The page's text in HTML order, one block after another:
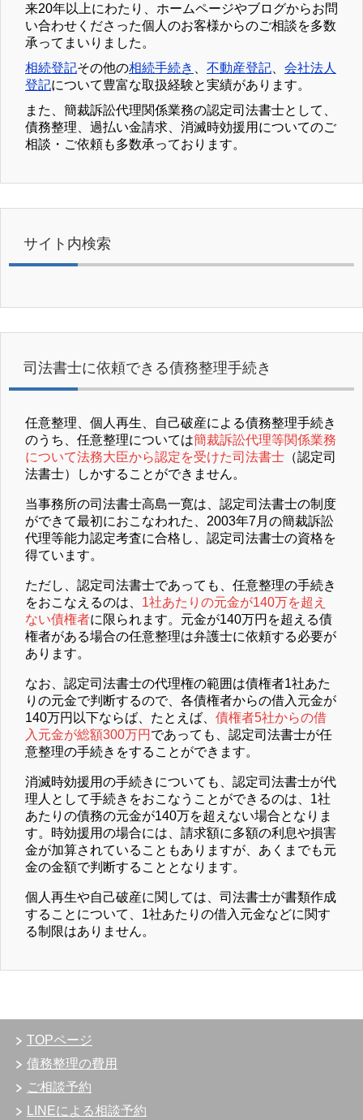
来20年以上にわたり、ホームページやブログからお問
い合わせくださった個人のお客様からのご相談を多数
承ってまいりました。
相続登記その他の相続手続き 不動産登記
会社法人
登記について豊富な取扱経験と実績があります。
また、簡裁訴訟代理関係業務の認定司法書士として、
債務整理、過払い金請求、消滅時効援用についてのご
相談・ご依頼も多数承っております。
サイト内検索
司法書士に依頼できる債務整理手続き
任意整理、個人再生、自己破産による債務整理手続き
のうち、任意整理については簡裁訴訟代理等関係業務
について法務大臣から認定を受けた司法書士 （認定司
法書士）しかすることができません。
当事務所の司法書士高島一寛は、認定司法書士の制度
ができて最初におこなわれた、2003年7月の簡裁訴訟
代理等能力認定考査に合格し、認定司法書士の資格を
得ています。
ただし、認定司法書士であっても、任意整理の手続き
をおこなえるのは、 1社あたりの元金が140万を超え
ない債権者に限られます。元金が140万円を超える債
権者がある場合の任意整理は弁護士に依頼する必要が
あります。
なお、認定司法書士の代理権の範囲は債権者1社あた
りの元金で判断するので、各債権者からの借入元金が
140万円以下ならば、たとえば、 債権者5社からの借
入元金が総額300万円 であっても、認定司法書士が任
意整理の手続きをすることができます。
消滅時効援用の手続きについても、認定司法書士が代
理人として手続きをおこなうことができるのは、1社
あたりの債務の元金が140万を超えない場合となりま
す。時効援用の場合には、請求額に多額の利息や損害
金が加算されていることもありますが、あくまでも元
金の金額で判断することとなります。
個人再生や自己破産に関しては、司法書士が書類作成
することについて、1社あたりの借入元金などに関す
る制限はありません。
TOPページ
債務整理の費用
ご相談予約
LINEによる相談予約